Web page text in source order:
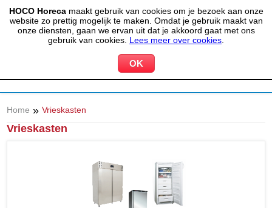
HOCO Horecamaakt gebruik van cookies om je bezoek aan onze
website zo prettig mogelijk te maken. Omdat je gebruik maakt van
onze diensten, gaan we ervan uit dat je akkoord gaat met ons
gebruik van cookies. Lees meer over cookies
(020) 497 6325 info@hocohoreca.nl
MIJN ACCOUNT 0 WINKELWAGEN
Home » Vrieskasten
Vrieskasten